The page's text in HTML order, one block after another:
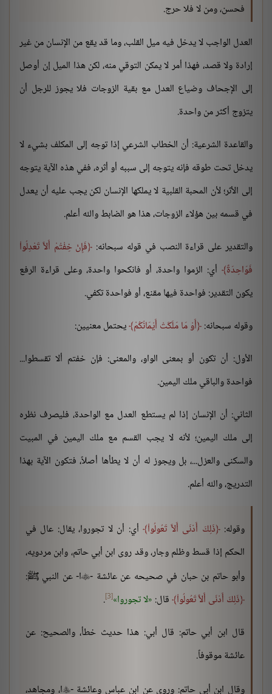
فحسن، ومن لا فلا حرج.
العدل الواجب لا يدخل فيه ميل القلب، وما قد يقع من الإنسان من غير
إرادة ولا قصد، فهذا أمر لا يمكن التوقي منه، لكن هذا الميل إن أوصل
إلى الإجحاف وضياع العدل مع بقية الزوجات فلا يجوز للرجل أن
يتزوج أكثر من واحدة.
والقاعدة الشرعية: أن الخطاب الشرعي إذا توجه إلى المكلف بشيء لا
يدخل تحت طوقه فإنه يتوجه إلى سببه أو أثره، ففي هذه الآية يتوجه
إلى الأثر؛ لأن المحبة القلبية لا يملكها الإنسان لكن يجب عليه أن يعدل
في قسمه بين هؤلاء الزوجات، هذا هو الضابط والله أعلم.
والتقدير على قراءة النصب في قوله سبحانه: فَإِنْ خِفْتُمْ أَلاَّ تَعْدِلُواْ
فَوَاحِدَةً
أي: الزموا واحدة، أو فانكحوا واحدة، وعلى قراءة الرفع
يكون التقدير: فواحدة فيها مقنع، أو فواحدة تكفي.
وقوله سبحانه: أَوْ مَا مَلَكَتْ أَيْمَانُكُمْ يحتمل معنيين:
الأول: أن تكون أو بمعنى الواو، والمعنى: فإن خفتم ألا تقسطوا...
فواحدة والباقي ملك اليمين.
الثاني: أن الإنسان إذا لم يستطع العدل مع الواحدة، فليصرف نظره
إلى ملك اليمين؛ لأنه لا يجب القسم مع ملك اليمين في المبيت
والسكنى والعزل...، بل ويجوز له أن لا يطأها أصلاً، فتكون الآية بهذا
التدريج، والله أعلم.
وقوله: ذَلِكَ أَدْنَى أَلاَّ تَعُولُواْ أي: أن لا تجوروا، يقال: عال في
الحكم إذا قسط وظلم وجار، وقد روى ابن أبي حاتم، وابن مردويه،
وأبو حاتم بن حبان في صحيحه عن عائشة -ا- عن النبي ﷺ:
ذَلِكَ أَدْنَى أَلاَّ تَعُولُواْ قال: لا تجوروا [3]
.
قال ابن أبي حاتم: قال أبي: هذا حديث خطأ، والصحيح: عن
عائشة موقوفاً.
وقال ابن أبي حاتم: وروي عن ابن عباس وعائشة -ا، ومجاهد،